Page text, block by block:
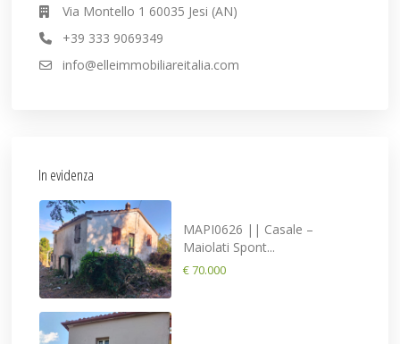
Via Montello 1 60035 Jesi (AN)
+39 333 9069349
info@elleimmobiliareitalia.com
In evidenza
MAPI0626 || Casale –
Maiolati Spont...
€ 70.000